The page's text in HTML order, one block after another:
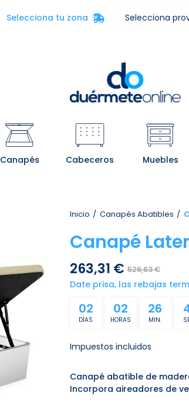
Selecciona tu zona
Canapés Cabeceros Muebles
Inicio Canapés Abatibles
Canapé
263,31 €526,63 €
Date prisa, las rebajas
02
DÍAS
02
HORAS
26
MIN.
Impuestos incluidos
Canapé abatible de
Incorpora aireadores de